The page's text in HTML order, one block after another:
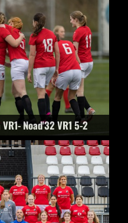
Noad'32 VR1 5-2